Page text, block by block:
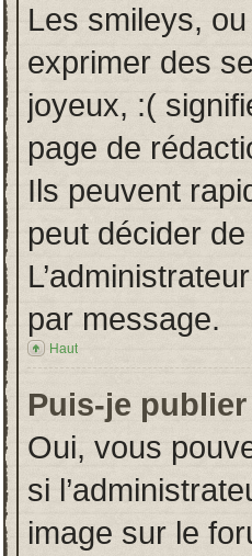
Les smileys,
exprimer des
joyeux, :(
page de
Ils peuvent
peut décider
par message.
Haut
Puis-je
Oui, vous
si
image sur le